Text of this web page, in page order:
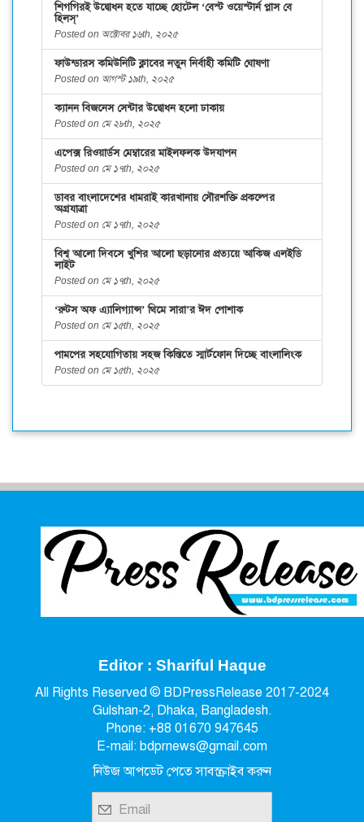
শিগগিরই উদ্বোধন হতে যাচ্ছে হোটেল ‘বেস্ট ওয়েস্টার্ন প্লাস বে
হিলস্’
Posted on অক্টোবর ১৬th, ২০২৫
ফাউন্ডারস কমিউনিটি ক্লাবের নতুন নির্বাহী কমিটি ঘোষণা
Posted on আগস্ট ১৯th, ২০২৫
ক্যানন বিজনেস সেন্টার উদ্বোধন হলো ঢাকায়
Posted on মে ২৮th, ২০২৫
এপেক্স রিওয়ার্ডস মেম্বারের মাইলফলক উদযাপন
Posted on মে ১৭th, ২০২৫
ডাবর বাংলাদেশের ধামরাই কারখানায় সৌরশক্তি প্রকল্পের
অগ্রযাত্রা
Posted on মে ১৭th, ২০২৫
বিশ্ব আলো দিবসে খুশির আলো ছড়ানোর প্রত্যয়ে আকিজ এলইডি
লাইট
Posted on মে ১৭th, ২০২৫
‘রুটস অফ এ্যালিগ্যান্স’ থিমে সারা’র ঈদ পোশাক
Posted on মে ১৫th, ২০২৫
পামপের সহযোগিতায় সহজ কিস্তিতে স্মার্টফোন দিচ্ছে বাংলালিংক
Posted on মে ১৫th, ২০২৫
Editor : Shariful Haque
All Rights Reserved © BDPressRelease 2017-2024
Gulshan-2, Dhaka, Bangladesh.
Phone: +88 01670 947645
E-mail: bdprnews@gmail.com
নিউজ আপডেট পেতে সাবস্ক্রাইব করুন